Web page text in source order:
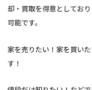
却・買取を得意としてお
可能です。
家を売りたい！家を買い
す！